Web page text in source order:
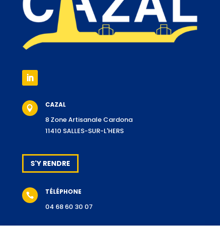
 CAZAL
8 Zone Artisanale Cardona
11410 SALLES-SUR-L'HERS
S'Y RENDRE
 TÉLÉPHONE
04 68 60 30 07